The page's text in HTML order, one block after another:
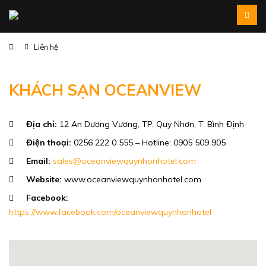
Liên hệ
KHÁCH SẠN OCEANVIEW
Địa chỉ: 12 An Dương Vương, TP. Quy Nhơn, T. Bình Định
Điện thoại: 0256 222 0 555 – Hotline: 0905 509 905
Email: sales@oceanviewquynhonhotel.com
Website: www.oceanviewquynhonhotel.com
Facebook:
https://www.facebook.com/oceanviewquynhonhotel